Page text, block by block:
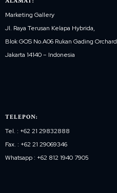
Marketing Gallery
Jl. Raya Terusan Kelapa Hybrida,
Blok GOS No.A06 Rukan Gading Orchard
Jakarta 14140 – Indonesia
TELEPON:
Tel. : +62 21 29832888
Fax. : +62 21 29069346
Whatsapp : +62 812 1940 7905